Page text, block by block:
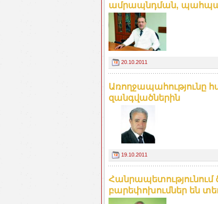
ամրապնդման,
20.10.2011
Առողջապահությունը
զանգվածներին
19.10.2011
Հանրապետությունում
բարեփոխումներ են